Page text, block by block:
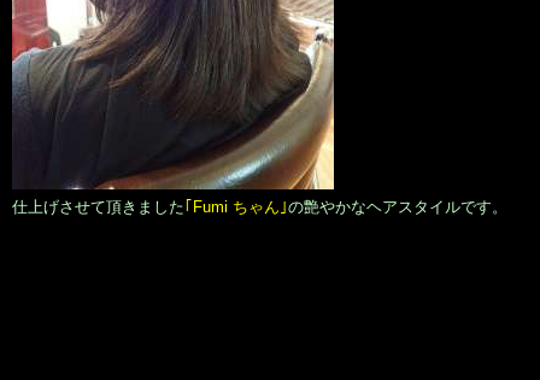
仕上げさせて頂きました｢Fumi ちゃん｣の艶やかなヘアスタイルです。